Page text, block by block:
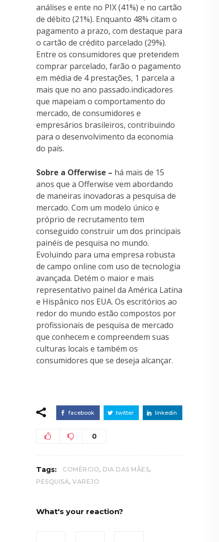
análises e ente no PIX (41%) e no cartão
de débito (21%). Enquanto 48% citam o
pagamento a prazo, com destaque para
o cartão de crédito parcelado (29%).
Entre os consumidores que pretendem
comprar parcelado, farão o pagamento
em média de 4 prestações, 1 parcela a
mais que no ano passado.indicadores
que mapeiam o comportamento do
mercado, de consumidores e
empresários brasileiros, contribuindo
para o desenvolvimento da economia
do país.
Sobre a Offerwise – há mais de 15
anos que a Offerwise vem abordando
de maneiras inovadoras a pesquisa de
mercado. Com um modelo único e
próprio de recrutamento tem
conseguido construir um dos principais
painéis de pesquisa no mundo.
Evoluindo para uma empresa robusta
de campo online com uso de tecnologia
avançada. Detém o maior e mais
representativo painel da América Latina
e Hispânico nos EUA. Os escritórios ao
redor do mundo estão compostos por
profissionais de pesquisa de mercado
que conhecem e compreendem suas
culturas locais e também os
consumidores que se deseja alcançar.
facebook twitter linkedin
0
Tags: COMÉRCIO, DIA DAS MÃES,
PESQUISA, VAREJO
What's your reaction?